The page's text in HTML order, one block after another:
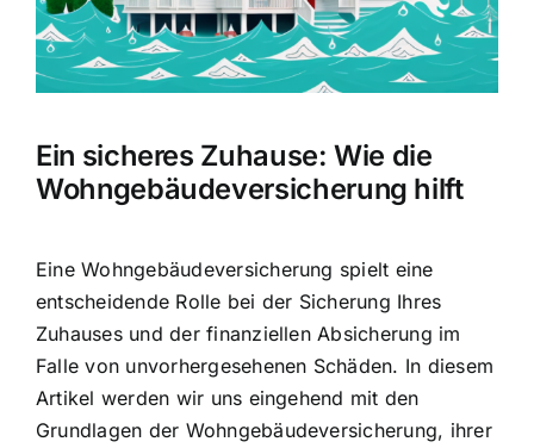
Berufsunfähigkeitsversicherung
Weitere Tarifvergleiche
Ein sicheres Zuhause: Wie die
Wohngebäudeversicherung hilft
Eine Wohngebäudeversicherung spielt eine
entscheidende Rolle bei der Sicherung Ihres
Zuhauses und der finanziellen Absicherung im
Falle von unvorhergesehenen Schäden. In diesem
Artikel werden wir uns eingehend mit den
Grundlagen der Wohngebäudeversicherung, ihrer